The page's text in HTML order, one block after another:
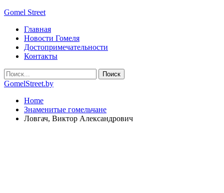
Gomel Street
Главная
Новости Гомеля
Достопримечательности
Контакты
GomelStreet.by
Home
Знаменитые гомельчане
Ловгач, Виктор Александрович